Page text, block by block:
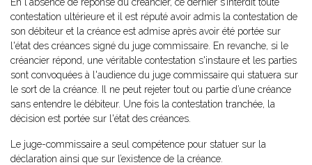
contestation ultérieure et il est réputé avoir admis la contestation de
son débiteur et la créance est admise après avoir été portée sur
l'état des créances signé du juge commissaire. En revanche, si le
créancier répond, une véritable contestation s'instaure et les parties
sont convoquées à l'audience du juge commissaire qui statuera sur
le sort de la créance. Il ne peut rejeter tout ou partie d’une créance
sans entendre le débiteur. Une fois la contestation tranchée, la
décision est portée sur l'état des créances.
Le juge-commissaire a seul compétence pour statuer sur la
déclaration ainsi que sur l’existence de la créance.